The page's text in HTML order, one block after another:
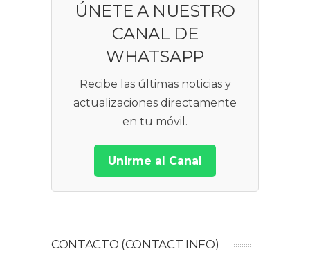
ÚNETE A NUESTRO
CANAL DE
WHATSAPP
Recibe las últimas noticias y
actualizaciones directamente
en tu móvil.
Unirme al Canal
CONTACTO (CONTACT INFO)